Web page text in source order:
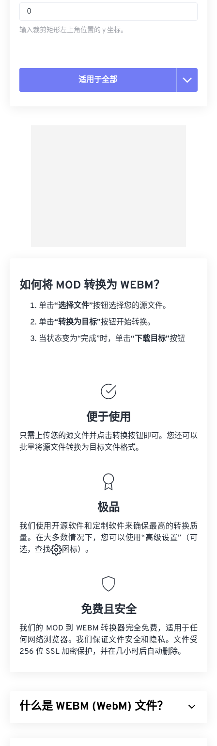
输入裁剪矩形左上角位置的 y 坐标。
适用于全部
如何将 MOD 转换为 WEBM？
单击“选择文件”按钮选择您的源文件。
单击“转换为目标”按钮开始转换。
当状态变为“完成”时，单击“下载目标”按钮
便于使用
只需上传您的源文件并点击转换按钮即可。您还可以
批量将源文件转换为目标文件格式。
极品
我们使用开源软件和定制软件来确保最高的转换质
量。在大多数情况下，您可以使用“高级设置”（可
选，查找
图标）。
免费且安全
我们的 MOD 到 WEBM 转换器完全免费，适用于任
何网络浏览器。我们保证文件安全和隐私。文件受
256 位 SSL 加密保护，并在几小时后自动删除。
什么是 WEBM (WebM) 文件？